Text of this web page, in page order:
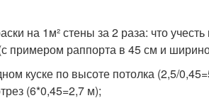
на 1м² стены за 2 раза: что учесть
примером раппорта в 45 см и
куске по высоте потолка (2,5/
(6*0,45=2,7 м);